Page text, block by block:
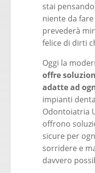
stai
niente da
prevederà
felice di dirti
Oggi la
offre
adatte ad
impianti
Odontoiatria
offrono
sicure per
sorridere e
davvero